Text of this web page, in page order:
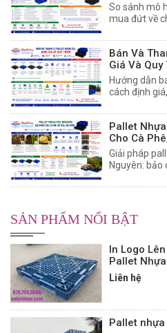
So sánh mô
mua đứt về
Bán Và
Giá Và Quy
Hướng dẫn
cách định giá,
Pallet
Cho Cà
Giải pháp
Nguyên: bảo
SẢN PHẨM NỔI BẬT
In Logo
Pallet Nhựa
Liên hệ
Pallet